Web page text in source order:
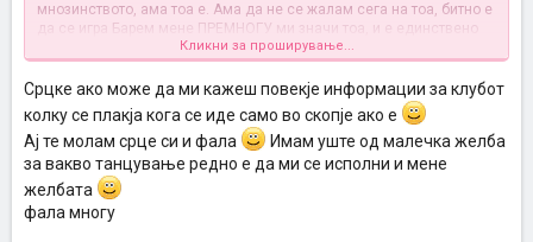
мнозинството, ама тоа е. Ама да не се жалам сега на тоа, битно е
да се игра Барем мене ПРЕМНОГУ ми значи тоа, и е единствено
нешто што максимално ме исполнува. Хип хопот е дефинитивно
еден од најпопуларните танци денес и ако сакаш да пробаш,
дефинитивно пробај
Кликни за проширување...
Срцке ако може да ми кажеш повекје информации за клубот
колку се плакја кога се иде само во скопје ако е
Ај те молам срце си и фала
Имам уште од малечка желба
за вакво танцување редно е да ми се исполни и мене
желбата
фала многу